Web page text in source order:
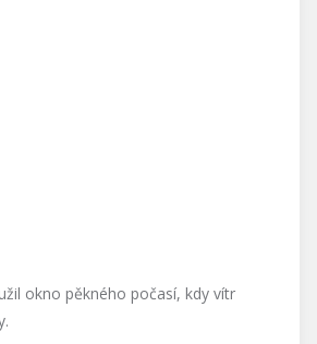
okno pěkného počasí, kdy vítr